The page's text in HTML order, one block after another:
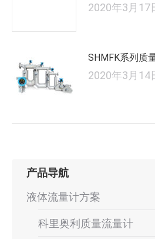
2020年3月17
SHMFK系列质
2020年3月14
产品导航
液体流量计方案
科里奥利质量流量计